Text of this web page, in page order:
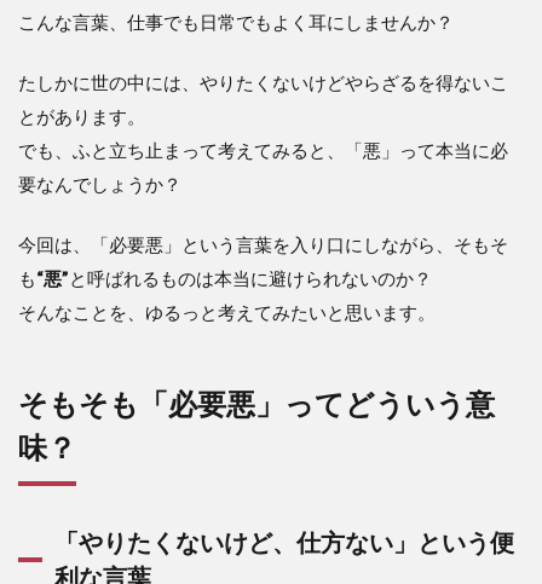
こんな言葉、仕事でも日常でもよく耳にしませんか？
たしかに世の中には、やりたくないけどやらざるを得ないこ
とがあります。
でも、ふと立ち止まって考えてみると、「悪」って本当に必
要なんでしょうか？
今回は、「必要悪」という言葉を入り口にしながら、そもそ
も“悪”と呼ばれるものは本当に避けられないのか？
そんなことを、ゆるっと考えてみたいと思います。
そもそも「必要悪」ってどういう意
味？
「やりたくないけど、仕方ない」という便
利な言葉